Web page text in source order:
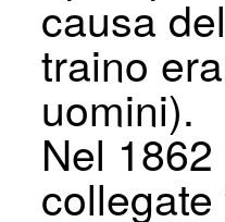
causa
traino
uomini).
Nel